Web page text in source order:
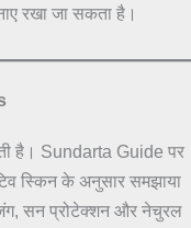
रखा जा सकता है।
है। Sundarta Guide पर
स्किन के अनुसार समझाया
सन प्रोटेक्शन और नेचुरल